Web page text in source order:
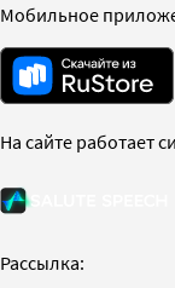
Мобильное
На сайте работает
Рассылка: